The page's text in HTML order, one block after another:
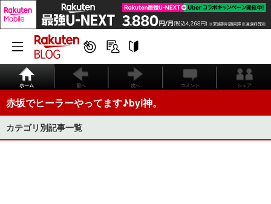
ホーム 前へ 次へ コメント シェア
赤坂でヒーラーやってます♪byi神。
カテゴリ別記事一覧